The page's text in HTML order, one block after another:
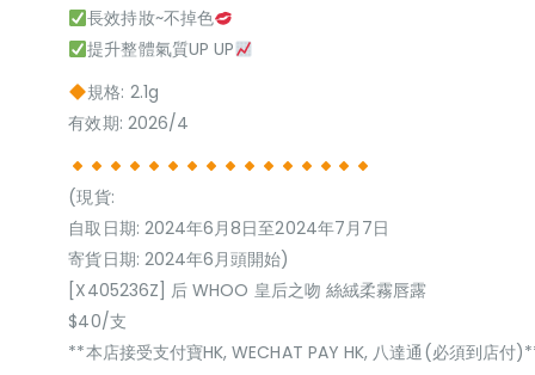
長效持妝~不掉色
提升整體氣質UP UP
規格: 2.1g
有效期: 2026/4
(現貨:
自取日期: 2024年6月8日至2024年7月7日
寄貨日期: 2024年6月頭開始)
[X405236Z] 后 WHOO 皇后之吻 絲絨柔霧唇露
$40/支
**本店接受支付寶HK, WECHAT PAY HK, 八達通(必須到店付